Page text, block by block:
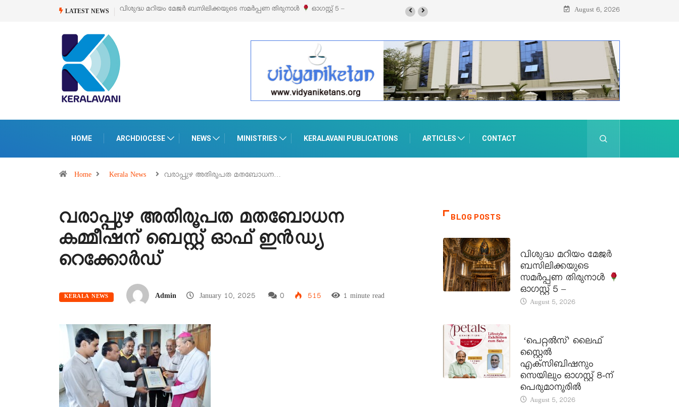
LATEST NEWS
വിശുദ്ധ മറിയം മേജർ ബസിലിക്കയുടെ സമർപ്പണ തിരുനാൾ ഓഗസ്റ്റ് 5 – ‘പെറ്റൽസ്’ ലൈഫ് സ്റ്റൈൽ എക്സിബിഷനും സെയിലും ഓഗസ്റ്റ് 8-ന്
August 6, 2026
HOME ARCHDIOCESE NEWS MINISTRIES KERALAVANI PUBLICATIONS ARTICLES CONTACT
Home Kerala News വരാപ്പുഴ അതിരൂപത മതബോധന…
വരാപ്പുഴ അതിരൂപത മതബോധന
കമ്മീഷന് ബെസ്റ്റ് ഓഫ് ഇൻഡ്യ
റെക്കോർഡ്
KERALA NEWS Admin January 10, 2025 0 515 1 minute read
BLOG POSTS
വിശുദ്ധ മറിയം മേജർ
ബസിലിക്കയുടെ
സമർപ്പണ തിരുനാൾ
ഓഗസ്റ്റ് 5 –
August 5, 2026
‘പെറ്റൽസ്’ ലൈഫ്
സ്റ്റൈൽ
എക്സിബിഷനും
സെയിലും ഓഗസ്റ്റ് 8-ന്
പെരുമാനൂരിൽ
August 5, 2026